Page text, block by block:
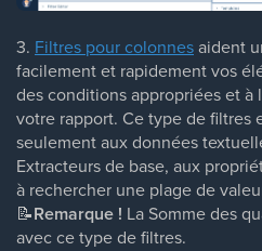
3. Filtres pour colonnesaident
facilement et rapidement vos
des conditions appropriées et à
votre rapport. Ce type de filtres
seulement aux données
Extracteurs de base, aux
à rechercher une plage de
📝Remarque ! La Somme des
avec ce type de filtres.